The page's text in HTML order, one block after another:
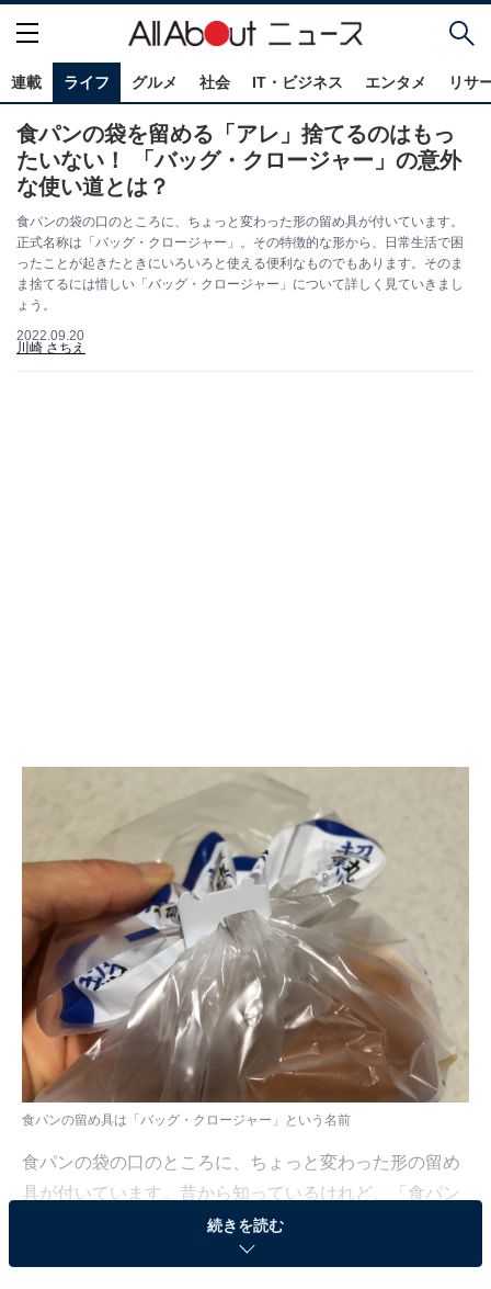
連載 ライフ グルメ 社会 IT・ビジネス エンタメ リサ
食パンの袋を留める「アレ」捨てるのはもっ
たいない！ 「バッグ・クロージャー」の意外
な使い道とは？
食パンの袋の口のところに、ちょっと変わった形の留め具が付いています。
正式名称は「バッグ・クロージャー」。その特徴的な形から、日常生活で困
ったことが起きたときにいろいろと使える便利なものでもあります。そのま
ま捨てるには惜しい「バッグ・クロージャー」について詳しく見ていきまし
ょう。
2022.09.20
川崎 さちえ
食パンの留め具は「バッグ・クロージャー」という名前
食パンの袋の口のところに、ちょっと変わった形の留め
具が付いています。昔から知っているけれど、「食パン
留めるアレ」で片付けていませんか？ 実は「バッグ・ク
ロージャー」という名前なんです。これは生活の中で
続きを読む